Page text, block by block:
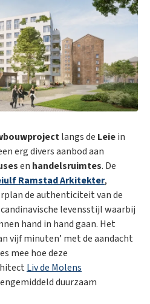
langs de Leiein
erg divers aanbod aan
en handelsruimtes. De
Ramstad Arkitekter,
de authenticiteit van de
levensstijl waarbij
hand in hand gaan. Het
vijf minuten’ met de aandacht
mee hoe deze
Liv de Molens
duurzaam